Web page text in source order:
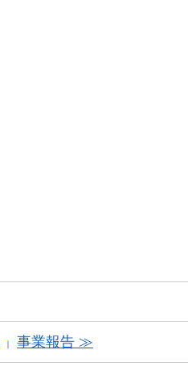
｜ 事業報告 ≫